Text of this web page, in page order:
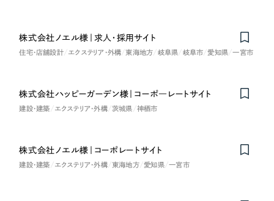
株式会社ノエル様｜求人・採用サイト
住宅・店舗設計 エクステリア・外構 東海地方 岐阜県 岐阜市 愛知県 一宮市
株式会社ハッピーガーデン様｜コーポ―レートサイト
建設・建築 エクステリア・外構 茨城県 神栖市
株式会社ノエル様｜コーポレートサイト
建設・建築 エクステリア・外構 東海地方 愛知県 一宮市